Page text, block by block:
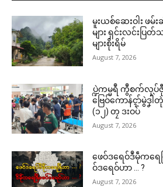
မူးယစ်ဆေးဝါး ဖမ်
များ ရှင်းလင်းပြ
များစိုးရိမ်
August 7, 2026
ပ္ဍဲကမ္မရဳ ကွဳစက်လုပ်
ဗြေဝ်ကောန်ၚာ်မွဲဒၞ
(၁၂) တၠ ဒးဝပ်
August 7, 2026
ဖေဝ်ဒရေဝ်ဒဳမဵုကရေ
ဝ်ဒရေဝ်ဟာ … ?
August 7, 2026